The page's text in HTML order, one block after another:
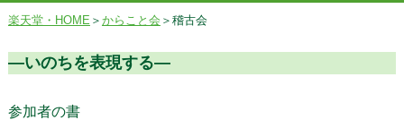
楽天堂・HOME ＞ からこと会 ＞稽古会
―いのちを表現する―
参加者の書